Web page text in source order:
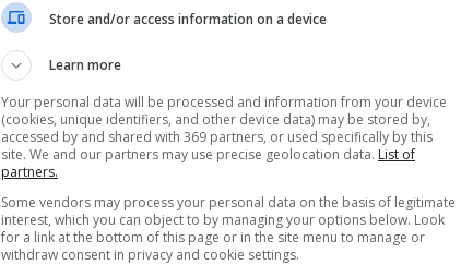
Store and/or access information on a device
Learn more
Your personal data will be processed and information from your device
(cookies, unique identifiers, and other device data) may be stored by,
accessed by and shared with 369 partners, or used specifically by this
site. We and our partners may use precise geolocation data. List of
partners.
Some vendors may process your personal data on the basis of legitimate
interest, which you can object to by managing your options below. Look
for a link at the bottom of this page or in the site menu to manage or
withdraw consent in privacy and cookie settings.